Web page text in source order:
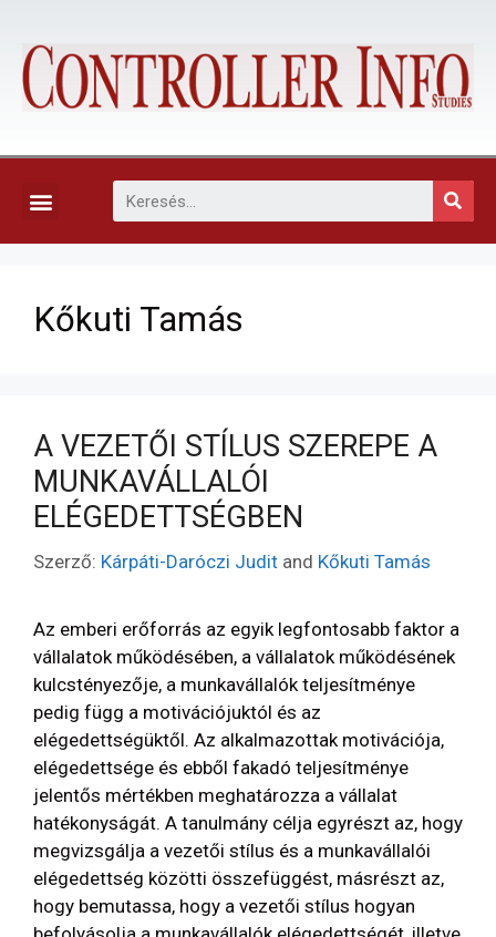
Kőkuti Tamás
A VEZETŐI STÍLUS SZEREPE A
MUNKAVÁLLALÓI
ELÉGEDETTSÉGBEN
Szerző: Kárpáti-Daróczi Judit and Kőkuti Tamás
Az emberi erőforrás az egyik legfontosabb faktor a
vállalatok működésében, a vállalatok működésének
kulcstényezője, a munkavállalók teljesítménye
pedig függ a motivációjuktól és az
elégedettségüktől. Az alkalmazottak motivációja,
elégedettsége és ebből fakadó teljesítménye
jelentős mértékben meghatározza a vállalat
hatékonyságát. A tanulmány célja egyrészt az, hogy
megvizsgálja a vezetői stílus és a munkavállalói
elégedettség közötti összefüggést, másrészt az,
hogy bemutassa, hogy a vezetői stílus hogyan